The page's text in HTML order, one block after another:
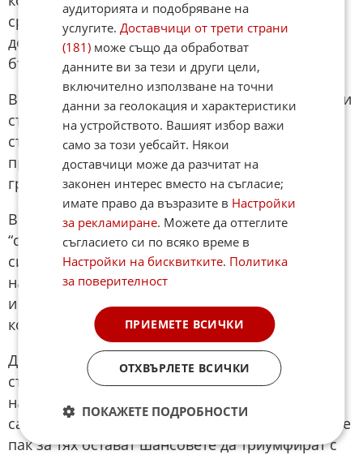
срещата. Той нанесе мощен удар в долния
десен ъгъл, но Перец се хвърли достатъчно
бързо и запази вратата си суха.
В 4-ата минута на добавеното време Калафиори
също се провали в опита си да изравни. Той
стреля от средна дистанция, но ударът му бе
прекалено неточен и мина над напречната
греда.
В 5-ата минута на добавеното време пък
“светците” пропиляха шанс да направят успеха
си дори по-изразителен, но Кепа Арисабалага
направи една от малкото си намеси тази вечер
и спаси удара на Том Фелоус, изчиствайки в
корнер.
До края гостите така и не намериха как да
стигнат до попадение и загубиха още една
надежда да прибавят трофей към витрината си
само в рамките на последните две седмици. Все
пак за тях остават шансовете да триумфират с
аудиторията и подобряване на
услугите.Доставчици от трети страни
(181) може също да обработват
данните ви за тези и други цели,
включително използване на точни
данни за геолокация и характеристики
на устройството. Вашият избор важи
само за този уебсайт. Някои
доставчици може да разчитат на
законен интерес вместо на съгласие;
имате право да възразите в Настройки
за рекламиране. Можете да оттеглите
съгласието си по всяко време в
Настройки на бисквитките. Политика
за поверителност
ПРИЕМЕТЕ ВСИЧКИ
ОТХВЪРЛЕТЕ ВСИЧКИ
ПОКАЖЕТЕ ПОДРОБНОСТИ